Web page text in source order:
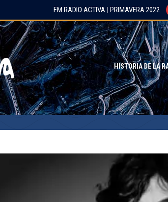
HISTORIA DE LA
FM RADIO ACTIVA | PRIMAVERA 2022